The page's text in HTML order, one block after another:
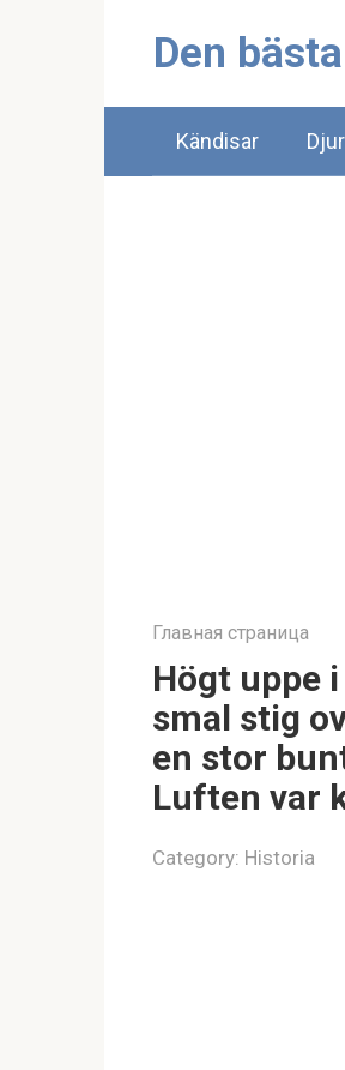
Den
Kändisar Djur
Главная страница
Högt uppe
smal stig
en stor
Luften var
Category: Historia